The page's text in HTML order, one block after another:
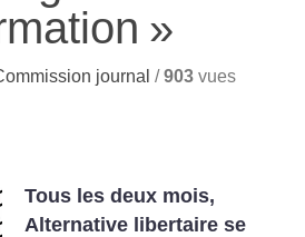
»
journal /903 vues
Tous les deux mois,
Alternative libertaire se